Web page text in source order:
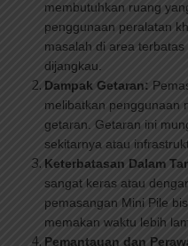
membutuhkan ruang
penggunaan peralatan
masalah di area
dijangkau.
Dampak Getaran:
melibatkan penggunaan
getaran. Getaran ini
sekitarnya atau
Keterbatasan Dalam
sangat keras atau
pemasangan Mini Pile
memakan waktu lebih
Pemantauan dan